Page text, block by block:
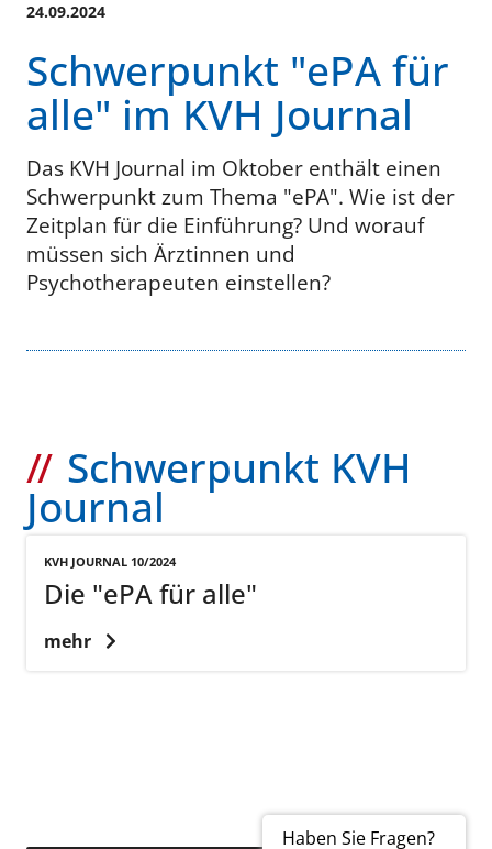
Haben Sie Fragen?
24.09.2024
Schwerpunkt "ePA für
alle" im KVH Journal
Das KVH Journal im Oktober enthält einen
Schwerpunkt zum Thema "ePA". Wie ist der
Zeitplan für die Einführung? Und worauf
müssen sich Ärztinnen und
Psychotherapeuten einstellen?
Schwerpunkt KVH
Journal
KVH JOURNAL 10/2024
Die "ePA für alle"
mehr